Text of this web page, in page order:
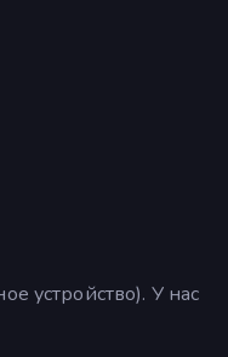
устройство). У нас